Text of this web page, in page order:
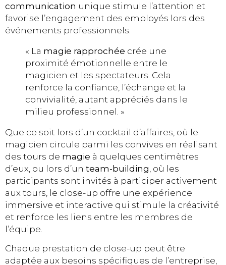
communication unique stimule l’attention et
favorise l’engagement des employés lors des
événements professionnels.
« La magie rapprochée crée une
proximité émotionnelle entre le
magicien et les spectateurs. Cela
renforce la confiance, l’échange et la
convivialité, autant appréciés dans le
milieu professionnel. »
Que ce soit lors d’un cocktail d’affaires, où le
magicien circule parmi les convives en réalisant
des tours de magie à quelques centimètres
d’eux, ou lors d’un team-building, où les
participants sont invités à participer activement
aux tours, le close-up offre une expérience
immersive et interactive qui stimule la créativité
et renforce les liens entre les membres de
l’équipe.
Chaque prestation de close-up peut être
adaptée aux besoins spécifiques de l’entreprise,